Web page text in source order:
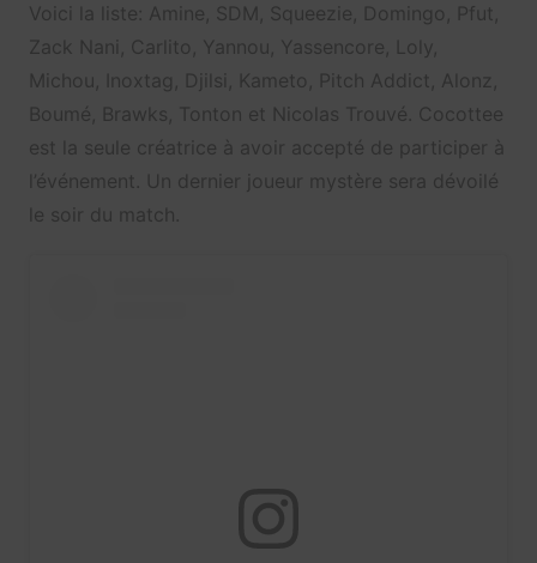
Voici la liste: Amine, SDM, Squeezie, Domingo, Pfut,
Zack Nani, Carlito, Yannou, Yassencore, Loly,
Michou, Inoxtag, Djilsi, Kameto, Pitch Addict, Alonz,
Boumé, Brawks, Tonton et Nicolas Trouvé. Cocottee
est la seule créatrice à avoir accepté de participer à
l’événement. Un dernier joueur mystère sera dévoilé
le soir du match.